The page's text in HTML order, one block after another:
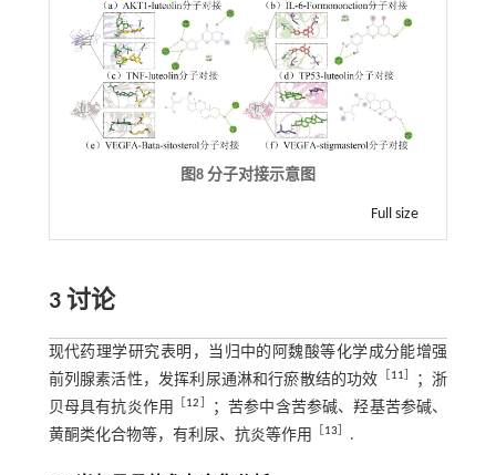
图8 分子对接示意图
Full size
3 讨论
现代药理学研究表明，当归中的阿魏酸等化学成分能增强
前列腺素活性，发挥利尿通淋和行瘀散结的功效
11
；浙
贝母具有抗炎作用
12
；苦参中含苦参碱、羟基苦参碱、
黄酮类化合物等，有利尿、抗炎等作用
13 .